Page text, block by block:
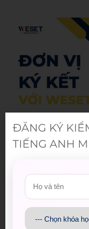
ĐĂNG KÝ
TIẾNG ANH